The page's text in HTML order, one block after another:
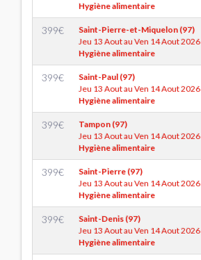
Hygiène alimentaire
399€
Saint-Pierre-et-Miquelon (97)
Jeu 13 Aout au Ven 14 Aout 2026
Hygiène alimentaire
399€
Saint-Paul (97)
Jeu 13 Aout au Ven 14 Aout 2026
Hygiène alimentaire
399€
Tampon (97)
Jeu 13 Aout au Ven 14 Aout 2026
Hygiène alimentaire
399€
Saint-Pierre (97)
Jeu 13 Aout au Ven 14 Aout 2026
Hygiène alimentaire
399€
Saint-Denis (97)
Jeu 13 Aout au Ven 14 Aout 2026
Hygiène alimentaire